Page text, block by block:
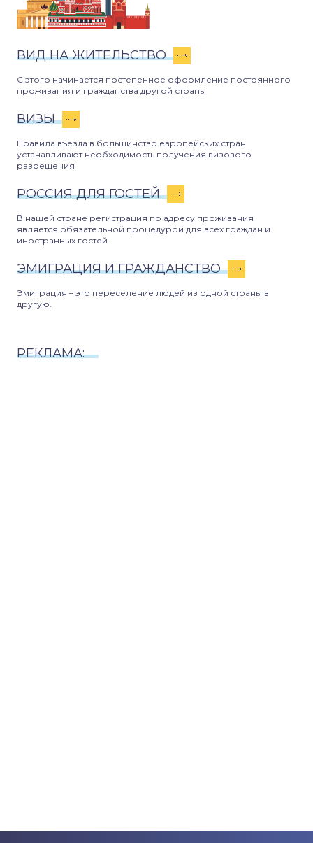
ВИД НА ЖИТЕЛЬСТВО
С этого начинается постепенное оформление постоянного
проживания и гражданства другой страны
ВИЗЫ
Правила въезда в большинство европейских стран
устанавливают необходимость получения визового
разрешения
РОССИЯ ДЛЯ ГОСТЕЙ
В нашей стране регистрация по адресу проживания
является обязательной процедурой для всех граждан и
иностранных гостей
ЭМИГРАЦИЯ И ГРАЖДАНСТВО
Эмиграция – это переселение людей из одной страны в
другую.
РЕКЛАМА: